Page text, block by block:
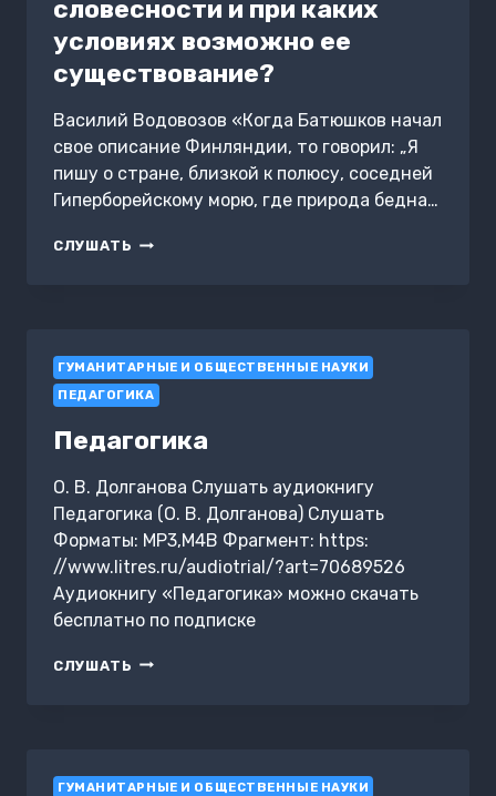
словесности и при каких
условиях возможно ее
существование?
Василий Водовозов «Когда Батюшков начал
свое описание Финляндии, то говорил: „Я
пишу о стране, близкой к полюсу, соседней
Гиперборейскому морю, где природа бедна…
СЛУШАТЬ СУЩЕСТВУЕТ
КАКИХ
УСЛОВИЯХ
ВОЗМОЖНО
ЕЕ
СУЩЕСТВОВАНИЕ?
ГУМАНИТАРНЫЕ И ОБЩЕСТВЕННЫЕ НАУКИ
ПЕДАГОГИКА
Педагогика
О. В. Долганова Слушать аудиокнигу
Педагогика (О. В. Долганова) Слушать
Форматы: MP3,M4B Фрагмент: https:
//www.litres.ru/audiotrial/?art=70689526
Аудиокнигу «Педагогика» можно скачать
бесплатно по подписке
СЛУШАТЬ ПЕДАГОГИКА
ГУМАНИТАРНЫЕ И ОБЩЕСТВЕННЫЕ НАУКИ